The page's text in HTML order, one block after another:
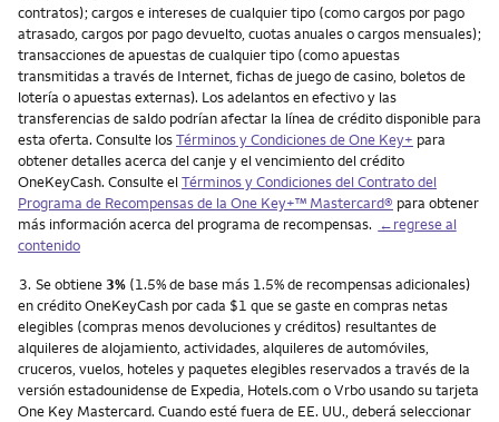
contratos); cargos e intereses de cualquier tipo (como cargos por pago
atrasado, cargos por pago devuelto, cuotas anuales o cargos mensuales);
transacciones de apuestas de cualquier tipo (como apuestas
transmitidas a través de Internet, fichas de juego de casino, boletos de
lotería o apuestas externas). Los adelantos en efectivo y las
transferencias de saldo podrían afectar la línea de crédito disponible para
esta oferta. Consulte losTérminos y Condiciones de One Key+ para
obtener detalles acerca del canje y el vencimiento del crédito
OneKeyCash. Consulte elTérminos y Condiciones del Contrato del
Programa de Recompensas de la One Key+™ Mastercard® para obtener
más información acerca del programa de recompensas. ←regrese al
contenido
Nota
3. Se obtiene 3% (1.5% de base más 1.5% de recompensas adicionales)
en crédito OneKeyCash por cada $1 que se gaste en compras netas
elegibles (compras menos devoluciones y créditos) resultantes de
alquileres de alojamiento, actividades, alquileres de automóviles,
cruceros, vuelos, hoteles y paquetes elegibles reservados a través de la
versión estadounidense de Expedia, Hotels.com o Vrbo usando su tarjeta
One Key Mastercard. Cuando esté fuera de EE. UU., deberá seleccionar